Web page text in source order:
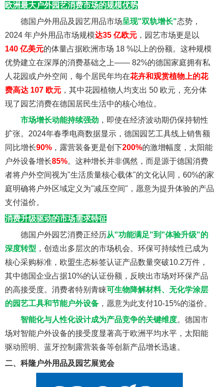
欧洲最大户外园艺消费市场的规模优势
德国户外用品及园艺用品市场呈现"双轨增长"态势，
2024 年户外用品市场规模达35 亿欧元 ，园艺市场更是以
140 亿美元的体量占据欧洲市场 18 %以上的份额。这种规模
优势建立在深厚的消费基础之上—— 82%的德国家庭拥有私
人花园或户外空间，每个居民年均在花卉和观赏植物上的花
费高达 107 欧元 ，其中花园植物人均支出 50 欧元，充分体
现了园艺消费在德国居民生活中的核心地位。
市场增长动能持续强劲 ，即使在经济波动期仍保持韧性
扩张。2024年春季电商数据显示，德国园艺工具线上销售额
同比增长90% ，露营装备更是创下200%的激增幅度，太阳能
户外设备增长85%。这种增长并非偶然，而是源于德国消费
者将户外空间视为"生活质量核心载体"的文化认同，60%的家
庭明确将户外区域定义为"减压空间"，愿意为提升体验的产品
支付溢价。
消费升级驱动的市场需求特征
德国户外园艺消费正经历从"功能满足"到"体验升级"的
深度转型 ，创造出多层次的市场机会。环保可持续性已成为
核心采购标准，欧盟生态标签认证产品数量突破10.2万件，
其中德国企业占据10%的认证份额，反映出市场对环保产品
的高接受度。消费者特别青睐可生物降解材料、无化学涂层
的园艺工具和节能户外设备 ，愿意为此支付10-15%的溢价。
智能化与人性化设计成为产品竞争的关键维度。德国市
场对智能户外设备的接受度显著高于欧洲平均水平，太阳能
驱动照明、蓝牙控制露营装备等创新产品增长迅速。
二、科隆户外用品及园艺展览会